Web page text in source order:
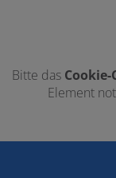
Bitte das
Element